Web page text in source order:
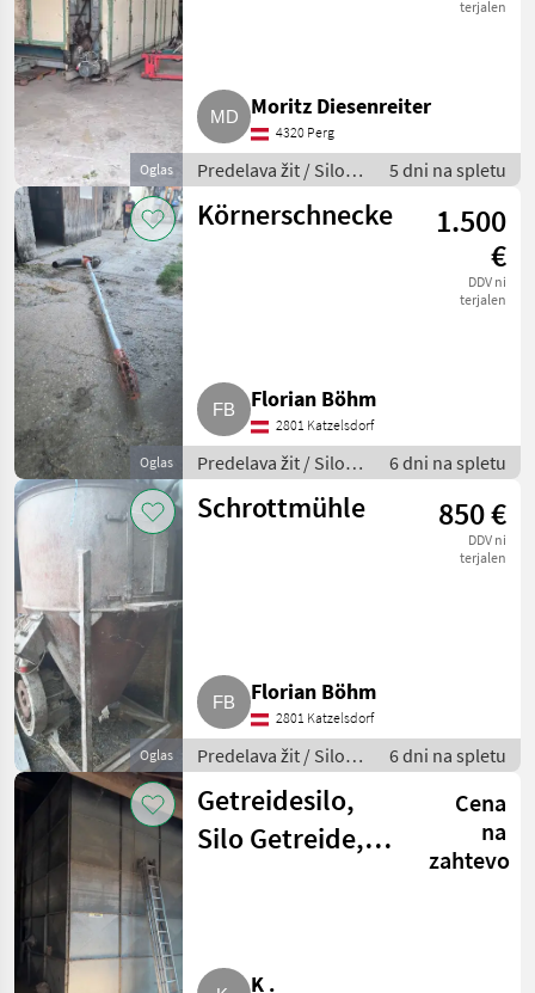
Oglas
terjalen
Moritz Diesenreiter
4320 Perg
Predelava žit / Silos
za žita
5 dni na spletu
Oglas
Körnerschnecke
1.500
€
DDV ni
terjalen
Florian Böhm
2801 Katzelsdorf
Predelava žit / Silos
za žita
6 dni na spletu
Oglas
Schrottmühle 850 €
DDV ni
terjalen
Florian Böhm
2801 Katzelsdorf
Predelava žit / Silos
za žita
6 dni na spletu
Getreidesilo,
Silo Getreide,
Cena
na
zahtevo
K .